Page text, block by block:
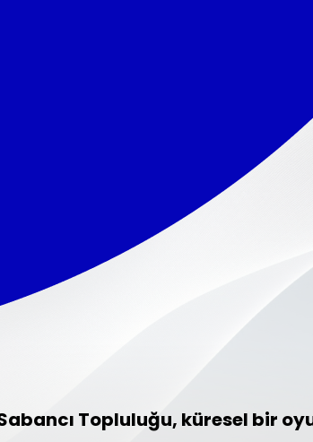
Topluluğu, küresel bir